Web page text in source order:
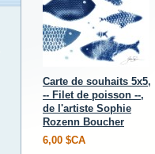
Carte de souhaits 5x5,
-- Filet de poisson --,
de l'artiste Sophie
Rozenn Boucher
6,00 $CA